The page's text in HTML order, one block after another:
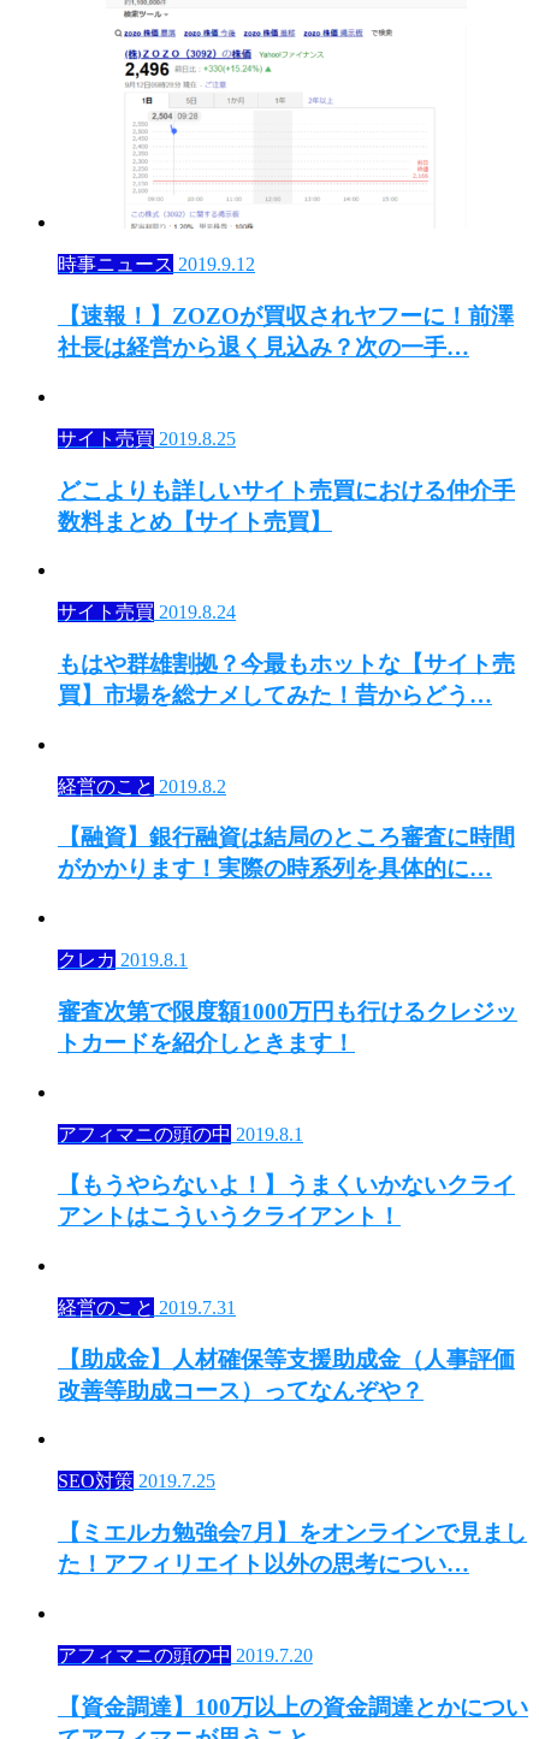
時事ニュース 2019.9.12
【速報！】ZOZOが買収されヤフーに！前澤
社長は経営から退く見込み？次の一手…
サイト売買 2019.8.25
どこよりも詳しいサイト売買における仲介手
数料まとめ【サイト売買】
サイト売買 2019.8.24
もはや群雄割拠？今最もホットな【サイト売
買】市場を総ナメしてみた！昔からどう…
経営のこと 2019.8.2
【融資】銀行融資は結局のところ審査に時間
がかかります！実際の時系列を具体的に…
クレカ 2019.8.1
審査次第で限度額1000万円も行けるクレジッ
トカードを紹介しときます！
アフィマニの頭の中 2019.8.1
【もうやらないよ！】うまくいかないクライ
アントはこういうクライアント！
経営のこと 2019.7.31
【助成金】人材確保等支援助成金（人事評価
改善等助成コース）ってなんぞや？
SEO対策 2019.7.25
【ミエルカ勉強会7月】をオンラインで見まし
た！アフィリエイト以外の思考につい…
アフィマニの頭の中 2019.7.20
【資金調達】100万以上の資金調達とかについ